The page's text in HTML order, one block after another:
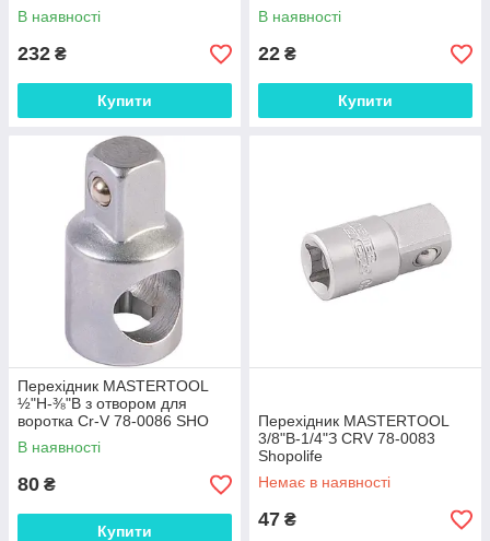
В наявності
232 ₴
Купити
В наявності
22 ₴
Купити
Перехідник MASTERTOOL
½"H-⅜"B з отвором для
воротка Cr-V 78-0086 SHO
В наявності
80 ₴
Купити
Перехідник MASTERTOOL
3/8"В-1/4"З CRV 78-0083
Shopolife
Немає в наявності
47 ₴